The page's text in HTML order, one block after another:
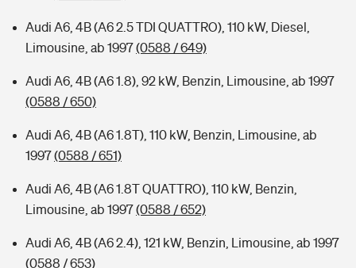
Audi A6, 4B (A6 2.5 TDI QUATTRO), 110 kW, Diesel,
Limousine, ab 1997(0588 / 649)
Audi A6, 4B (A6 1.8), 92 kW, Benzin, Limousine, ab 1997
(0588 / 650)
Audi A6, 4B (A6 1.8T), 110 kW, Benzin, Limousine, ab
1997(0588 / 651)
Audi A6, 4B (A6 1.8T QUATTRO), 110 kW, Benzin,
Limousine, ab 1997(0588 / 652)
Audi A6, 4B (A6 2.4), 121 kW, Benzin, Limousine, ab 1997
(0588 / 653)